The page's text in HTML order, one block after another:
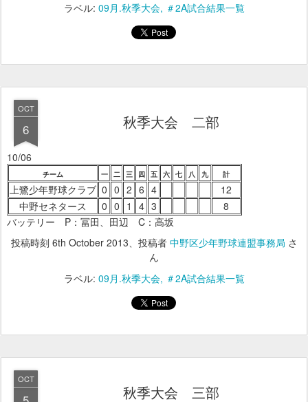
ラベル: 09月.秋季大会 ＃2A試合結果一覧
OCT
6 秋季大会 二部
10/06
チーム 一 二 三 四 五 六 七 八 九 計
上鷺少年野球クラブ 0 0 2 6 4
12
中野セネタース
0 0 1 4 3
8
バッテリー P：冨田、田辺 C：高坂
投稿時刻 6th October 2013、投稿者 中野区少年野球連盟事務局 さ
ん
ラベル: 09月.秋季大会 ＃2A試合結果一覧
OCT
秋季大会 三部